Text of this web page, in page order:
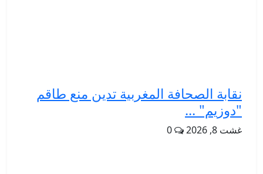
نقابة الصحافة المغربية تدين منع طاقم
"دوزيم" ...
غشت 8, 2026 0